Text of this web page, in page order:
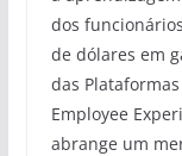
dos
de dólares em
das
Employee
abrange um